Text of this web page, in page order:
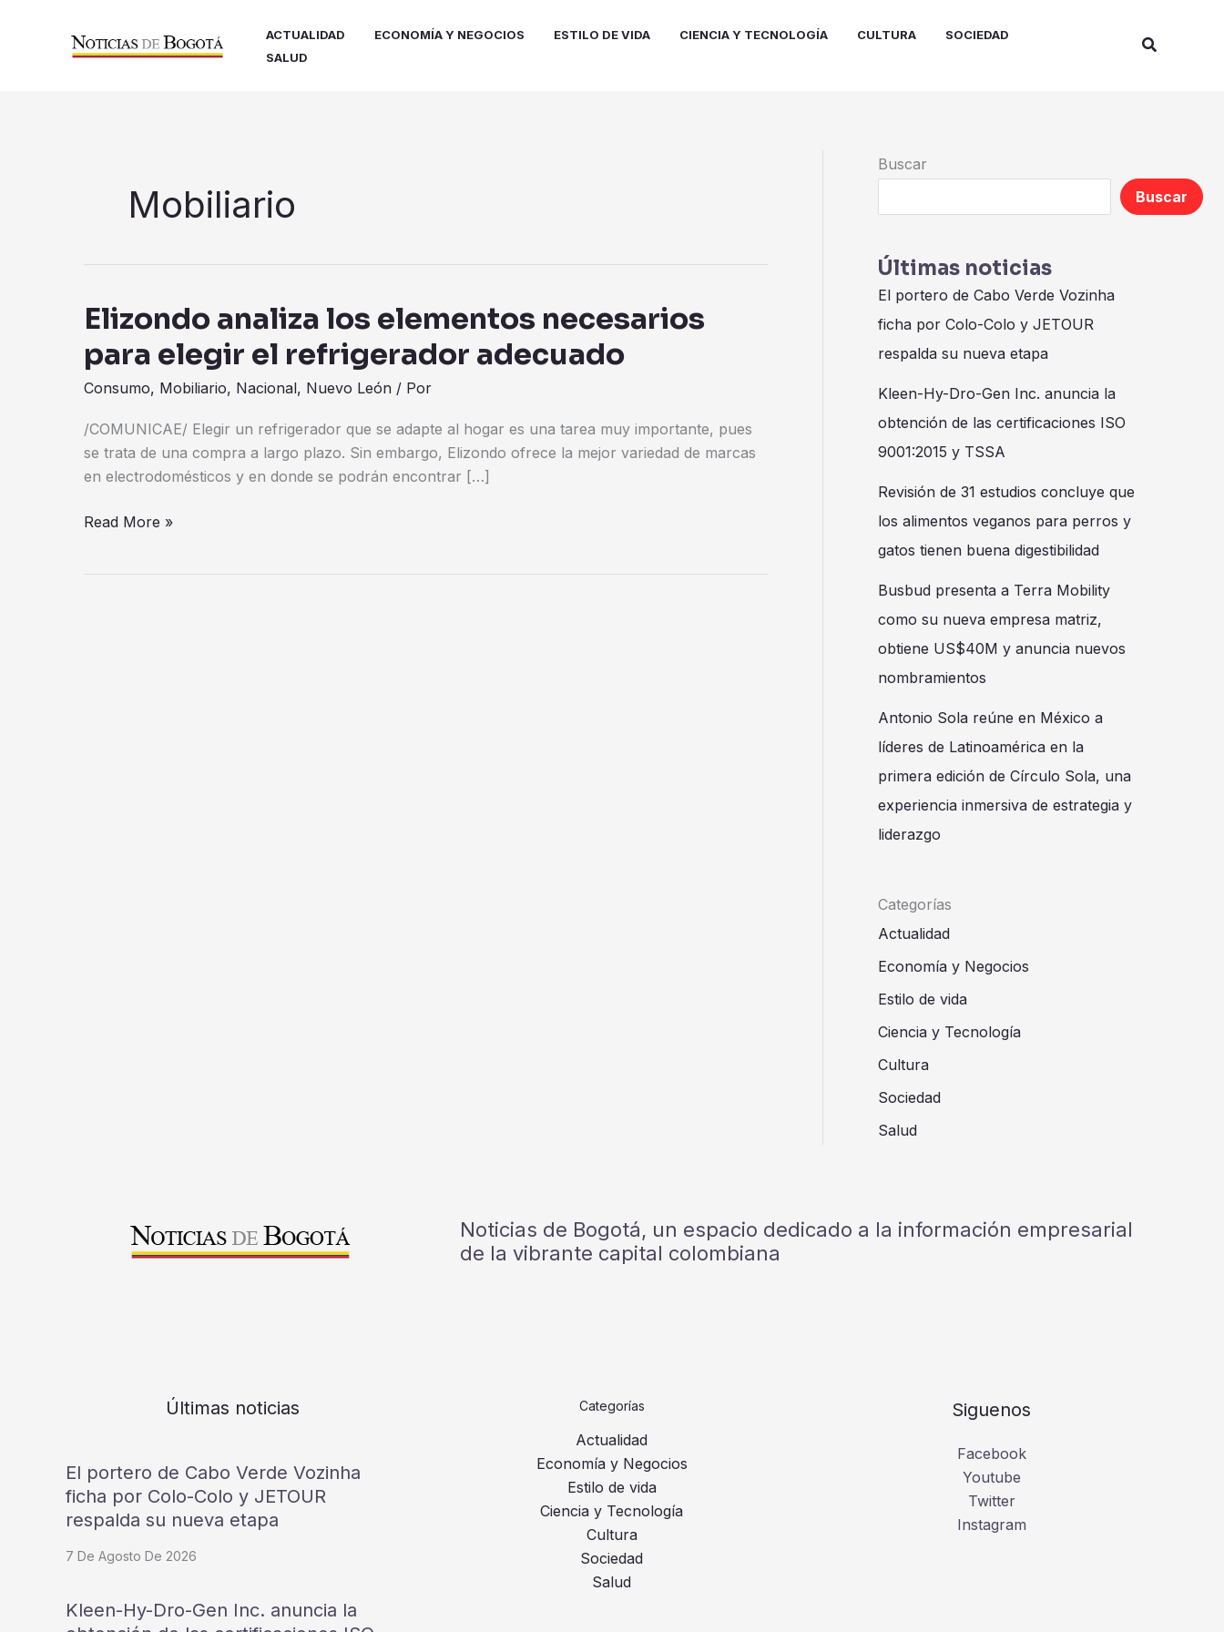
ACTUALIDAD ECONOMÍA Y NEGOCIOS ESTILO DE VIDA CIENCIA Y TECNOLOGÍA CULTURA
SOCIEDAD
SALUD
Buscar
Mobiliario
Elizondo analiza los elementos necesarios
para elegir el refrigerador adecuado
Consumo, Mobiliario, Nacional, Nuevo León / Por
/COMUNICAE/ Elegir un refrigerador que se adapte al hogar es una tarea muy importante, pues
se trata de una compra a largo plazo. Sin embargo, Elizondo ofrece la mejor variedad de marcas
en electrodomésticos y en donde se podrán encontrar […]
Elizondo
los
elementos
para
elegir
el
adecuado
Read More »
Buscar
Buscar
Últimas noticias
El portero de Cabo Verde Vozinha
ficha por Colo-Colo y JETOUR
respalda su nueva etapa
Kleen-Hy-Dro-Gen Inc. anuncia la
obtención de las certificaciones ISO
9001:2015 y TSSA
Revisión de 31 estudios concluye que
los alimentos veganos para perros y
gatos tienen buena digestibilidad
Busbud presenta a Terra Mobility
como su nueva empresa matriz,
obtiene US$40M y anuncia nuevos
nombramientos
Antonio Sola reúne en México a
líderes de Latinoamérica en la
primera edición de Círculo Sola, una
experiencia inmersiva de estrategia y
liderazgo
Categorías
Actualidad
Economía y Negocios
Estilo de vida
Ciencia y Tecnología
Cultura
Sociedad
Salud
Noticias de Bogotá, un espacio dedicado a la información empresarial
de la vibrante capital colombiana
Últimas noticias
El portero de Cabo Verde Vozinha
ficha por Colo-Colo y JETOUR
respalda su nueva etapa
7 De Agosto De 2026
Kleen-Hy-Dro-Gen Inc. anuncia la
Categorías
Actualidad
Economía y Negocios
Estilo de vida
Ciencia y Tecnología
Cultura
Sociedad
Salud
Siguenos
Facebook
Youtube
Twitter
Instagram